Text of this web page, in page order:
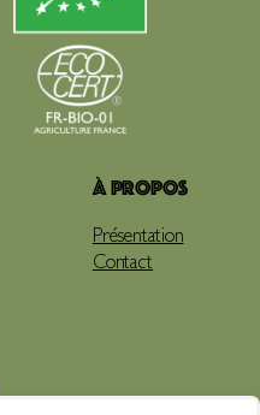
À propos
Présentation
Contact